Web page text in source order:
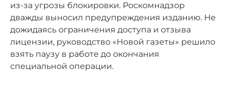
из-за угрозы блокировки. Роскомнадзор
дважды выносил предупреждения изданию. Не
дожидаясь ограничения доступа и отзыва
лицензии, руководство «Новой газеты» решило
взять паузу в работе до окончания
специальной операции.